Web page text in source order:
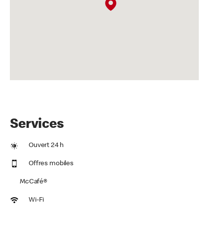
Services
Ouvert 24 h
Offres mobiles
McCafé®
Wi-Fi